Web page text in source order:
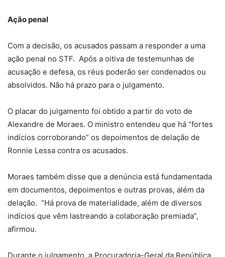
Ação penal
Com a decisão, os acusados passam a responder a uma
ação penal no STF. Após a oitiva de testemunhas de
acusação e defesa, os réus poderão ser condenados ou
absolvidos. Não há prazo para o julgamento.
O placar do julgamento foi obtido a partir do voto de
Alexandre de Moraes. O ministro entendeu que há “fortes
indícios corroborando” os depoimentos de delação de
Ronnie Lessa contra os acusados.
Moraes também disse que a denúncia está fundamentada
em documentos, depoimentos e outras provas, além da
delação. “Há prova de materialidade, além de diversos
indícios que vêm lastreando a colaboração premiada”,
afirmou.